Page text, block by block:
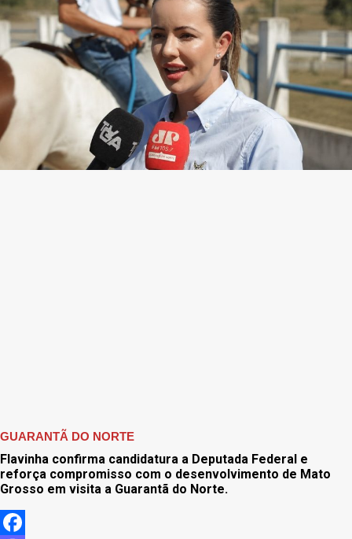
GUARANTÃ DO NORTE
Flavinha confirma candidatura a Deputada Federal e
reforça compromisso com o desenvolvimento de Mato
Grosso em visita a Guarantã do Norte.